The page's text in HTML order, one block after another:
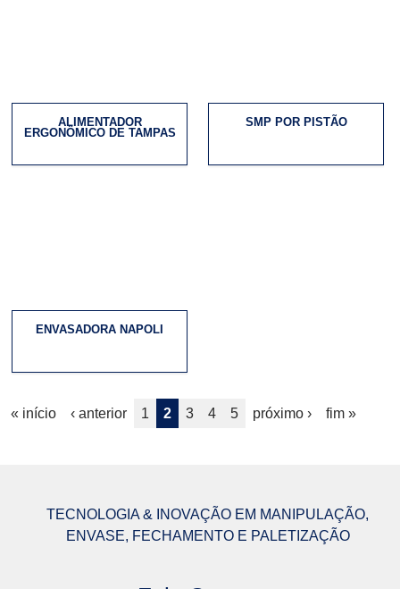
ALIMENTADOR
ERGONÔMICO DE TAMPAS
SMP POR PISTÃO
ENVASADORA NAPOLI
P
« início ‹ anterior 1 2 3 4 5 próximo › fim »
TECNOLOGIA & INOVAÇÃO EM MANIPULAÇÃO,
ENVASE, FECHAMENTO E PALETIZAÇÃO